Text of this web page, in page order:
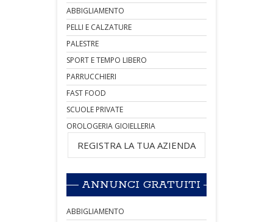
ABBIGLIAMENTO
PELLI E CALZATURE
PALESTRE
SPORT E TEMPO LIBERO
PARRUCCHIERI
FAST FOOD
SCUOLE PRIVATE
OROLOGERIA GIOIELLERIA
REGISTRA LA TUA AZIENDA
ANNUNCI GRATUITI
ABBIGLIAMENTO